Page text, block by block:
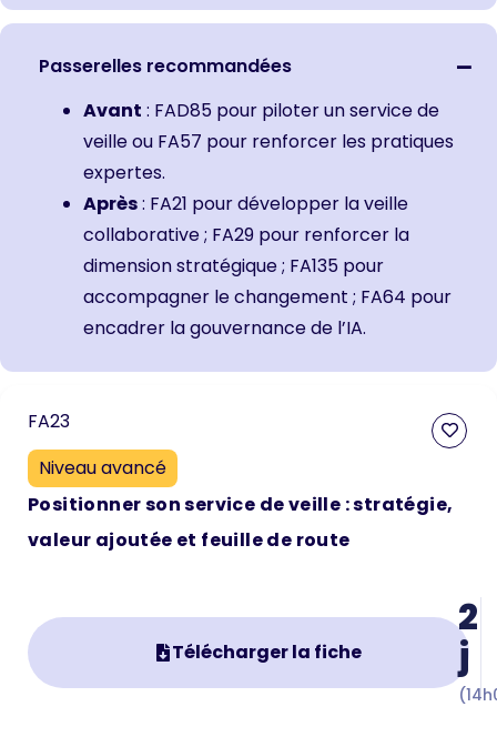
Passerelles recommandées
Avant : FAD85 pour piloter un service de
veilleou FA57 pour renforcer les pratiques
expertes.
Après: FA21 pour développer la veille
collaborative; FA29 pour renforcer la
dimension stratégique; FA135 pour
accompagner le changement ; FA64 pour
encadrer la gouvernance de l’IA.
FA23
Niveau avancé
Positionner son service de veille : stratégie,
valeur ajoutée et feuille de route
Télécharger la fiche
2
j